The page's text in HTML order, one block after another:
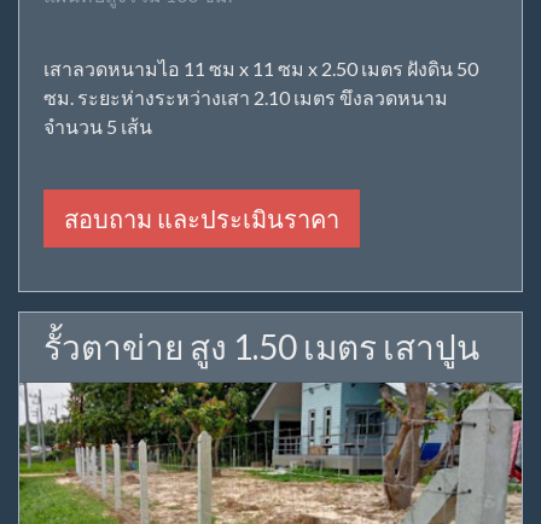
เสาลวดหนามไอ 11 ซม x 11 ซม x 2.50 เมตร ฝังดิน 50
ซม. ระยะห่างระหว่างเสา 2.10 เมตร ขึงลวดหนาม
จำนวน 5 เส้น
สอบถาม และประเมินราคา
รั้วตาข่าย สูง 1.50 เมตร เสาปูน